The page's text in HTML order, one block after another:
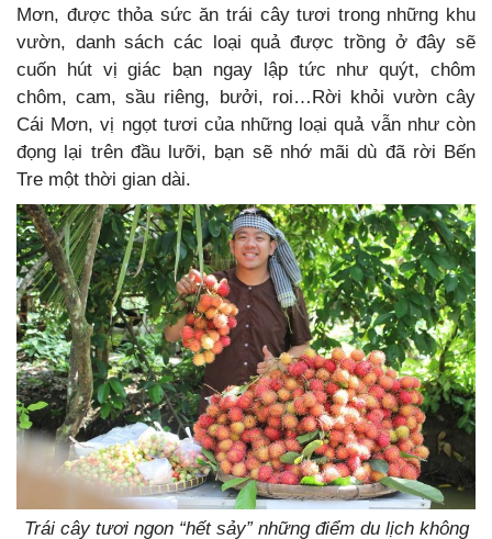
Mơn, được thỏa sức ăn trái cây tươi trong những khu
vườn, danh sách các loại quả được trồng ở đây sẽ
cuốn hút vị giác bạn ngay lập tức như quýt, chôm
chôm, cam, sầu riêng, bưởi, roi…Rời khỏi vườn cây
Cái Mơn, vị ngọt tươi của những loại quả vẫn như còn
đọng lại trên đầu lưỡi, bạn sẽ nhớ mãi dù đã rời Bến
Tre một thời gian dài.
Trái cây tươi ngon “hết sảy” những điểm du lịch không